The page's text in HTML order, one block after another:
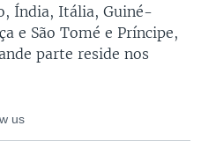
Índia, Itália, Guiné-
e São Tomé e Príncipe,
parte reside nos
us